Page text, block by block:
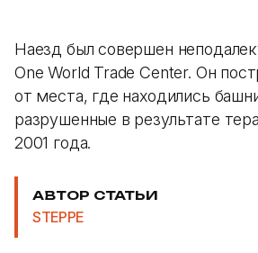
Наезд был совершен
One World Trade Center. Он
от места, где находились
разрушенные в результате
2001 года.
АВТОР СТАТЬИ
STEPPE